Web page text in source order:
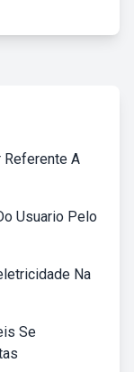
Referente A
Usuario Pelo
Na
Se